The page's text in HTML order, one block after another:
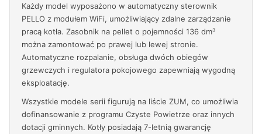
Każdy model wyposażono w automatyczny sterownik
PELLO z modułem WiFi, umożliwiający zdalne zarządzanie
pracą kotła. Zasobnik na pellet o pojemności 136 dm³
można zamontować po prawej lub lewej stronie.
Automatyczne rozpalanie, obsługa dwóch obiegów
grzewczych i regulatora pokojowego zapewniają wygodną
eksploatację.
Wszystkie modele serii figurują na liście ZUM, co umożliwia
dofinansowanie z programu Czyste Powietrze oraz innych
dotacji gminnych. Kotły posiadają 7-letnią gwarancję